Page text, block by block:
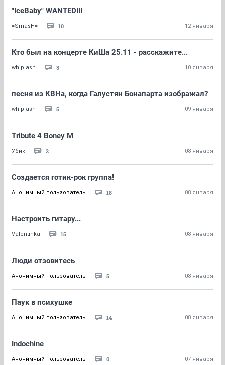
"IceBaby" WANTED!!!
=SmasH= 10 12 января
Кто был на концерте КиШа 25.11 - расскажите...
whiplash 3 10 января
песня из КВНа, когда Галустян Бонапарта изображал?
whiplash 5 09 января
Tribute 4 Boney M
Убик 2 08 января
Создается готик-рок группа!
Анонимный пользователь 18 08 января
Настроить гитару...
Valentinka 15 08 января
Люди отзовитесь
Анонимный пользователь 5 08 января
Паук в психушке
Анонимный пользователь 14 08 января
Indochine
Анонимный пользователь 0 07 января